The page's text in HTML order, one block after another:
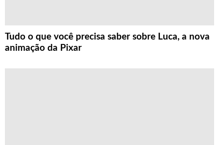
Tudo o que você precisa saber sobre Luca, a nova
animação da Pixar